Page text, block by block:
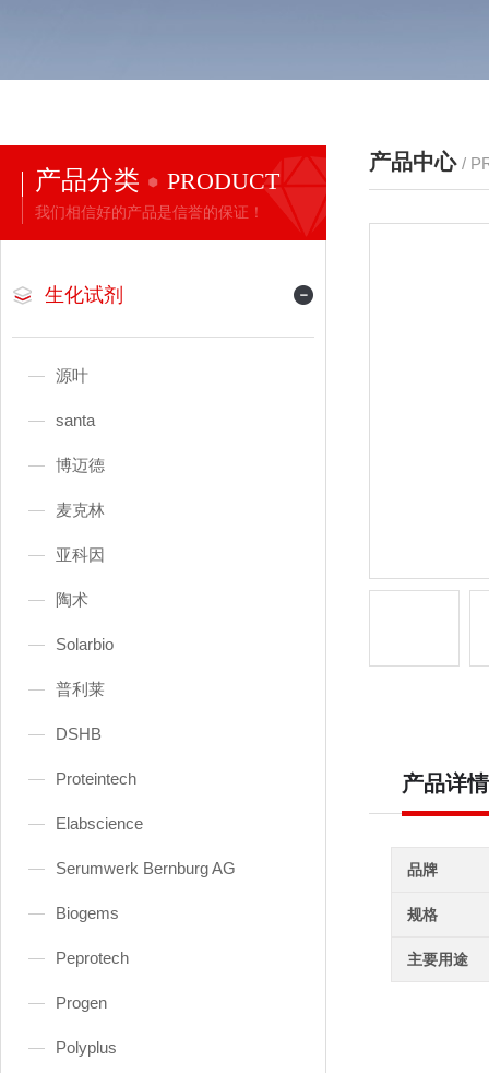
产品分类 PRODUCT
我们相信好的产品是信誉的保证！
生化试剂
源叶
santa
博迈德
麦克林
亚科因
陶术
Solarbio
普利莱
DSHB
Proteintech
Elabscience
Serumwerk Bernburg AG
Biogems
Peprotech
Progen
Polyplus
产品中心 /
产品详情
品牌
规格
主要用途